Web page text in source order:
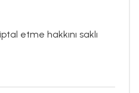
etme hakkını saklı